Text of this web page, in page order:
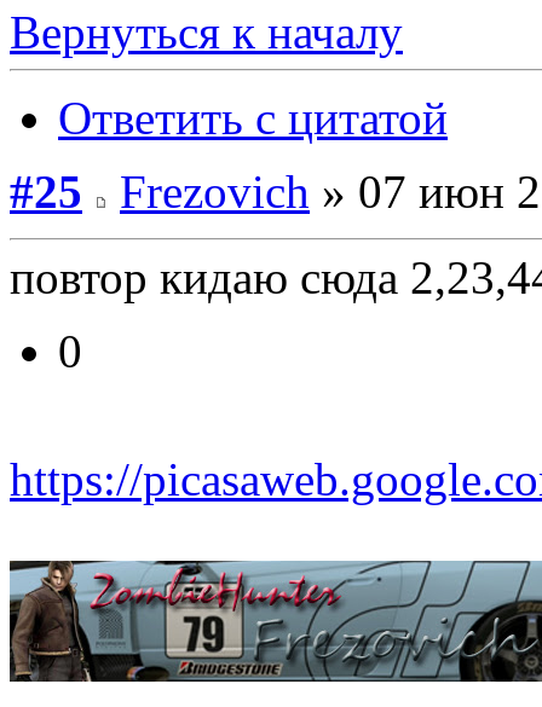
Вернуться к началу
Ответить с цитатой
#25
Frezovich » 07 июн
повтор кидаю сюда
0
https://